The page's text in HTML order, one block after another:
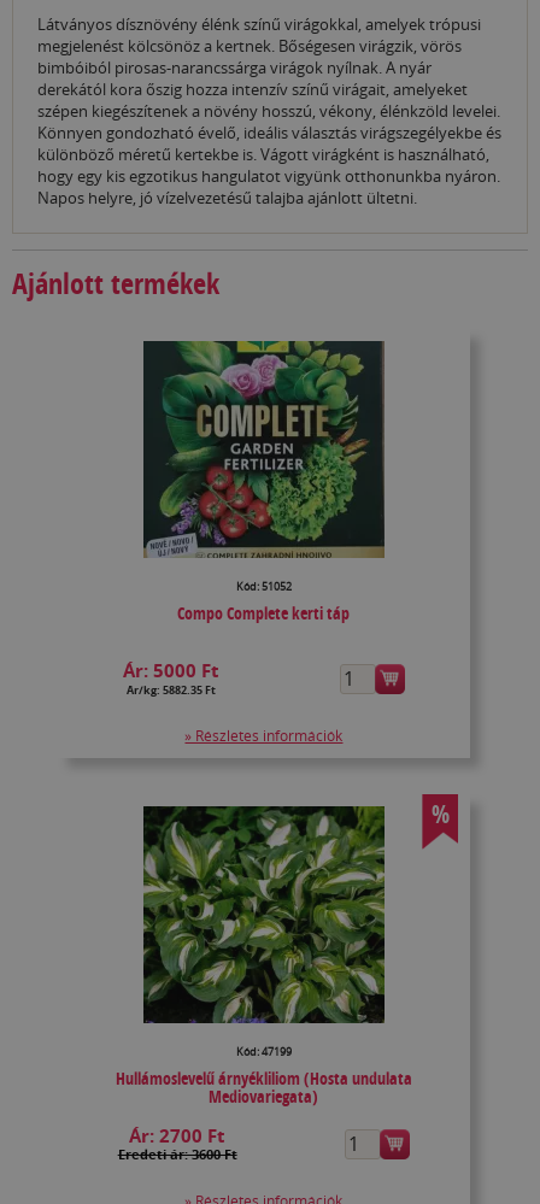
Látványos dísznövény élénk színű virágokkal, amelyek trópusi
megjelenést kölcsönöz a kertnek. Bőségesen virágzik, vörös
bimbóiból pirosas-narancssárga virágok nyílnak. A nyár
derekától kora őszig hozza intenzív színű virágait, amelyeket
szépen kiegészítenek a növény hosszú, vékony, élénkzöld levelei.
Könnyen gondozható évelő, ideális választás virágszegélyekbe és
különböző méretű kertekbe is. Vágott virágként is használható,
hogy egy kis egzotikus hangulatot vigyünk otthonunkba nyáron.
Napos helyre, jó vízelvezetésű talajba ajánlott ültetni.
Ajánlott termékek
Kód: 51052
Compo Complete kerti táp
Ár:5000 Ft
Ár/kg: 5882.35 Ft
» Részletes információk
%
Kód: 47199
Hullámoslevelű árnyékliliom (Hosta undulata
Mediovariegata)
Ár:2700 Ft
Eredeti ár: 3600 Ft